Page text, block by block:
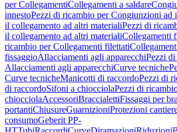
per CollegamentiCollegamenti a saldare
innestoPezzi di ricambio per Congiunzioni ad
il collegamento ad altri materialiPezzi di
il collegamento ad altri materialiCollegamenti
ricambio per Collegamenti filettati
fissaggioAllacciamenti agli apparecchiPezzi
Allacciamenti agli apparecchiCurve tecniche
Curve tecnicheManicotti di raccordoPezzi di
di raccordoSifoni a chiocciolaPezzi di
chiocciolaAccessoriBraccialettiFissaggi per
portantiChiusureGuarnizioniProtezioni
consumoGeberit PP-